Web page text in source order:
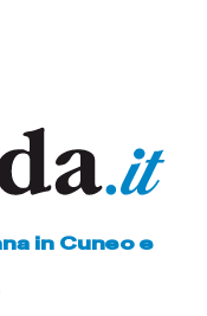
in Cuneo e